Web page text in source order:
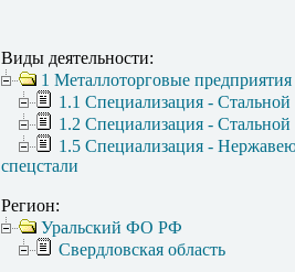
Виды деятельности:
1 Металлоторговые
1.1 Специализация - Стальной
1.2 Специализация -
1.5 Специализация -
спецстали
Регион:
Уральский ФО РФ
Свердловская область